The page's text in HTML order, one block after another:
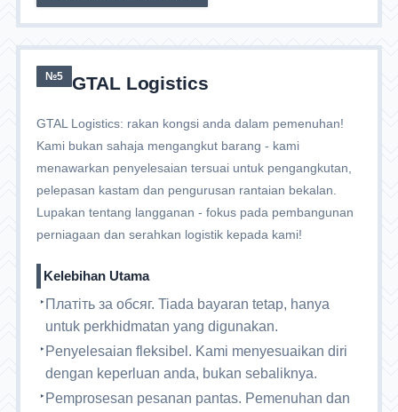
№5 GTAL Logistics
GTAL Logistics: rakan kongsi anda dalam pemenuhan!
Kami bukan sahaja mengangkut barang - kami
menawarkan penyelesaian tersuai untuk pengangkutan,
pelepasan kastam dan pengurusan rantaian bekalan.
Lupakan tentang langganan - fokus pada pembangunan
perniagaan dan serahkan logistik kepada kami!
Kelebihan Utama
Платіть за обсяг. Tiada bayaran tetap, hanya
untuk perkhidmatan yang digunakan.
Penyelesaian fleksibel. Kami menyesuaikan diri
dengan keperluan anda, bukan sebaliknya.
Pemprosesan pesanan pantas. Pemenuhan dan